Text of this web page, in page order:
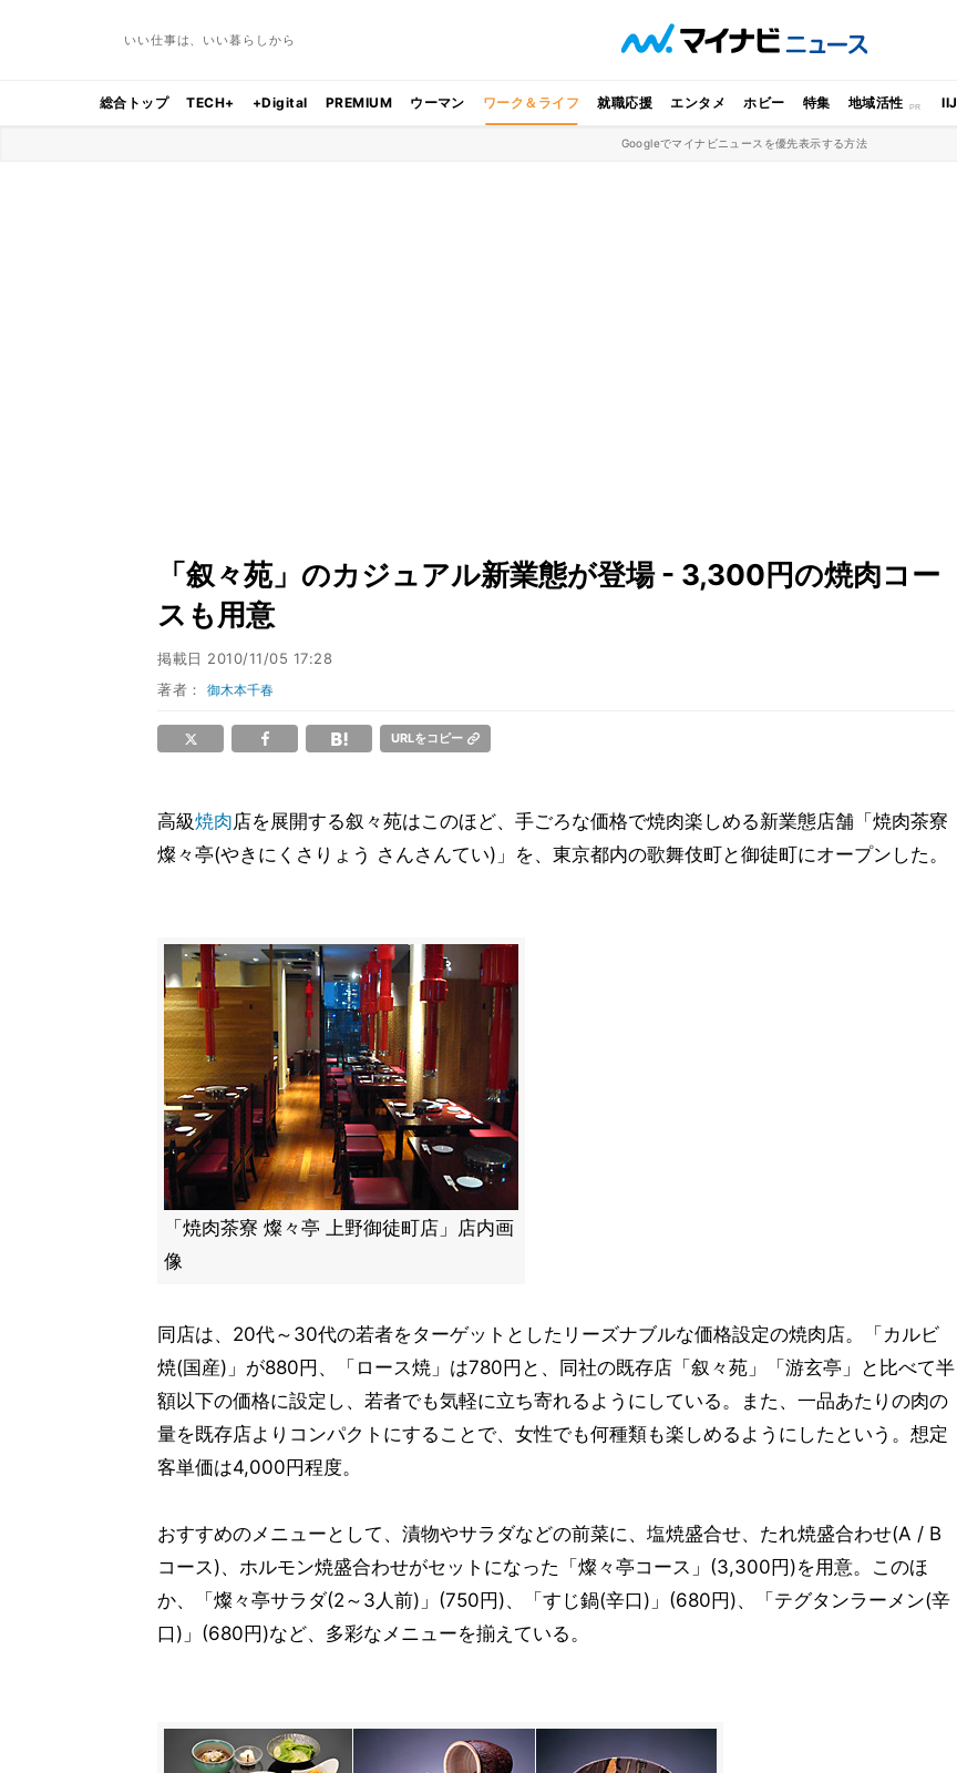
いい仕事は、いい暮らしから
総合トップ TECH+ +Digital PREMIUM ウーマン ワーク＆ライフ 就職応援 エンタメ ホビー 特集 地域活性 IIJ
Googleでマイナビニュースを優先表示する方法
「叙々苑」のカジュアル新業態が登場 - 3,300円の焼肉コー
スも用意
掲載日 2010/11/05 17:28
著者：御木本千春
URLをコピー
高級焼肉店を展開する叙々苑はこのほど、手ごろな価格で焼肉楽しめる新業態店舗「焼肉茶寮
燦々亭(やきにくさりょう さんさんてい)」を、東京都内の歌舞伎町と御徒町にオープンした。
「焼肉茶寮 燦々亭 上野御徒町店」店内画
像
同店は、20代～30代の若者をターゲットとしたリーズナブルな価格設定の焼肉店。「カルビ
焼(国産)」が880円、「ロース焼」は780円と、同社の既存店「叙々苑」「游玄亭」と比べて半
額以下の価格に設定し、若者でも気軽に立ち寄れるようにしている。また、一品あたりの肉の
量を既存店よりコンパクトにすることで、女性でも何種類も楽しめるようにしたという。想定
客単価は4,000円程度。
おすすめのメニューとして、漬物やサラダなどの前菜に、塩焼盛合せ、たれ焼盛合わせ(A / B
コース)、ホルモン焼盛合わせがセットになった「燦々亭コース」(3,300円)を用意。このほ
か、「燦々亭サラダ(2～3人前)」(750円)、「すじ鍋(辛口)」(680円)、「テグタンラーメン(辛
口)」(680円)など、多彩なメニューを揃えている。